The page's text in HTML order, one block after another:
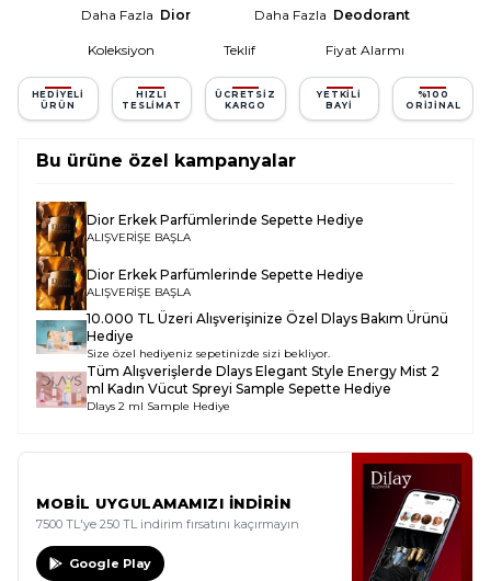
Daha Fazla Dior Daha Fazla Deodorant
Koleksiyon Teklif Fiyat Alarmı
HEDIYELI
ÜRÜN
HIZLI
TESLIMAT
ÜCRETSIZ
KARGO
YETKILI
BAYI
%100
ORIJINAL
Bu ürüne özel kampanyalar
Dior Erkek Parfümlerinde Sepette Hediye
ALIŞVERİŞE BAŞLA
Dior Erkek Parfümlerinde Sepette Hediye
ALIŞVERİŞE BAŞLA
10.000 TL Üzeri Alışverişinize Özel Dlays Bakım Ürünü
Hediye
Size özel hediyeniz sepetinizde sizi bekliyor.
Tüm Alışverişlerde Dlays Elegant Style Energy Mist 2
ml Kadın Vücut Spreyi Sample Sepette Hediye
Dlays 2 ml Sample Hediye
MOBİL UYGULAMAMIZI İNDİRİN
7500 TL'ye 250 TL indirim fırsatını kaçırmayın
Google Play